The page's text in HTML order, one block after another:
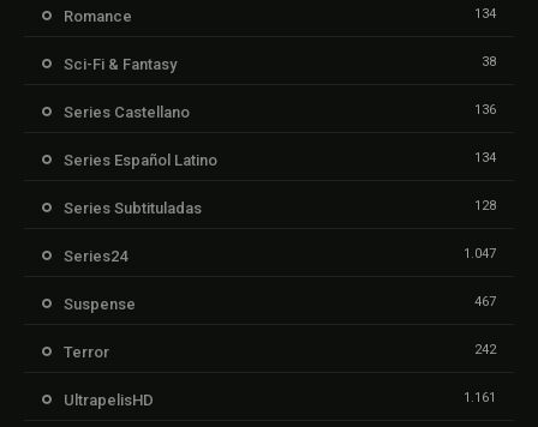
Romance 134
Sci-Fi & Fantasy 38
Series Castellano 136
Series Español Latino 134
Series Subtituladas 128
Series24 1.047
Suspense 467
Terror 242
UltrapelisHD 1.161